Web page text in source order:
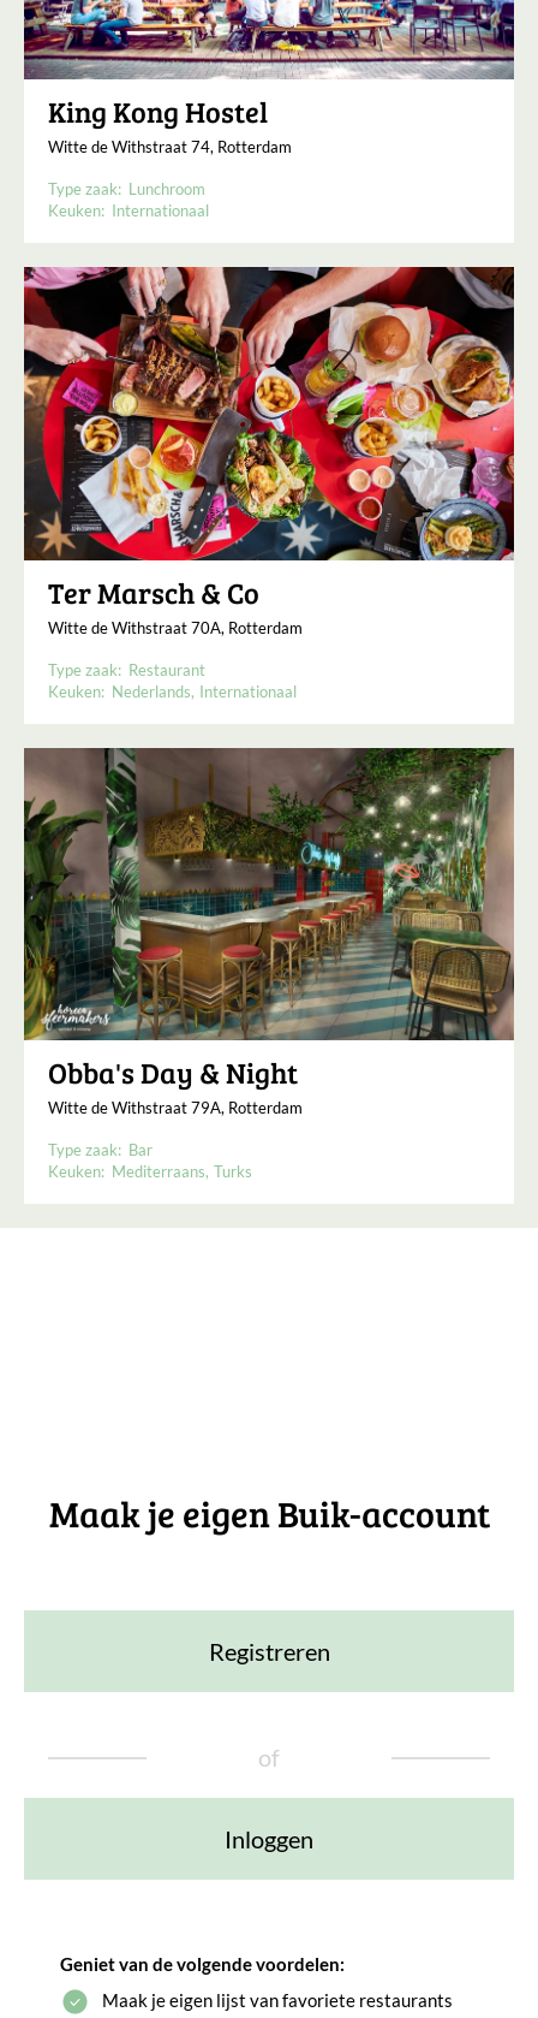
King Kong Hostel
Witte de Withstraat 74, Rotterdam
Type zaak: Lunchroom
Keuken: Internationaal
Ter Marsch & Co
Witte de Withstraat 70A, Rotterdam
Type zaak: Restaurant
Keuken: Nederlands Internationaal
Obba's Day & Night
Witte de Withstraat 79A, Rotterdam
Type zaak: Bar
Keuken: Mediterraans Turks
Maak je eigen Buik-account
Registreren
of
Inloggen
Geniet van de volgende voordelen:
Maak je eigen lijst van favoriete restaurants